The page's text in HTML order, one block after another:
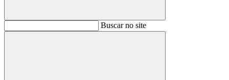
BuscarBuscar no site